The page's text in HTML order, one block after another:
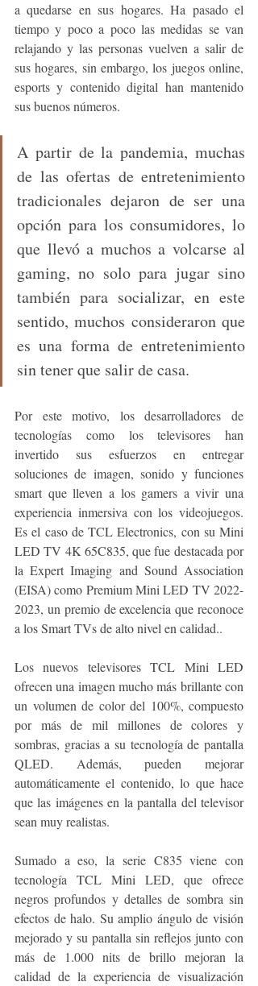
a quedarse en sus hogares. Ha pasado el
tiempo y poco a poco las medidas se van
relajando y las personas vuelven a salir de
sus hogares, sin embargo, los juegos online,
esports y contenido digital han mantenido
sus buenos números.
A partir de la pandemia, muchas
de las ofertas de entretenimiento
tradicionales dejaron de ser una
opción para los consumidores, lo
que llevó a muchos a volcarse al
gaming, no solo para jugar sino
también para socializar, en este
sentido, muchos consideraron que
es una forma de entretenimiento
sin tener que salir de casa.
Por este motivo, los desarrolladores de
tecnologías como los televisores han
invertido sus esfuerzos en entregar
soluciones de imagen, sonido y funciones
smart que lleven a los gamers a vivir una
experiencia inmersiva con los videojuegos.
Es el caso de TCL Electronics, con su Mini
LED TV 4K 65C835, que fue destacada por
la Expert Imaging and Sound Association
(EISA) como Premium Mini LED TV 2022-
2023, un premio de excelencia que reconoce
a los Smart TVs de alto nivel en calidad..
Los nuevos televisores TCL Mini LED
ofrecen una imagen mucho más brillante con
un volumen de color del 100%, compuesto
por más de mil millones de colores y
sombras, gracias a su tecnología de pantalla
QLED. Además, pueden mejorar
automáticamente el contenido, lo que hace
que las imágenes en la pantalla del televisor
sean muy realistas.
Sumado a eso, la serie C835 viene con
tecnología TCL Mini LED, que ofrece
negros profundos y detalles de sombra sin
efectos de halo. Su amplio ángulo de visión
mejorado y su pantalla sin reflejos junto con
más de 1.000 nits de brillo mejoran la
calidad de la experiencia de visualización